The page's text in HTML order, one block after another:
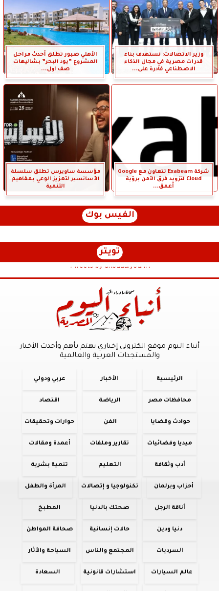
وزير الاتصالات: نستهدف بناء
قدرات مصرية في مجال الذكاء
الاصطناعي قادرة على...
الأهلي صبور تطلق أحدث مراحل
المشروع ”يود البحر” بشاليهات
صف اول...
شركة Exabeam تتعاون مع Google
Cloud لتزويد فرق الأمن برؤية
أعمق...
مؤسسة ساويرس تطلق سلسلة
الأسانسير لتعزيز الوعي بمفاهيم
التنمية
الفيس بوك
تويتر
Tweets by anbaaalyoum1
أنباء اليوم موقع الكترونى إخباري يهتم بأهم وأحدث الأخبار
والمستجدات العربية والعالمية
الرئيسية الأخبار عربي ودولي
محافظات مصر الرياضة اقتصاد
حوادث وقضايا الفن حوارات وتحقيقات
ميديا وفضائيات تقارير وملفات أعمدة ومقالات
أدب وثقافة التعليم تنمية بشرية
أحزاب وبرلمان تكنولوجيا و إتصالات المرأة والطفل
أناقة الرجل صحتك بالدنيا المطبخ
دنيا ودين حالات إنسانية صحافة المواطن
السرديات المجتمع والناس السياحة والأثار
عالم السيارات استشارات قانونية السعادة